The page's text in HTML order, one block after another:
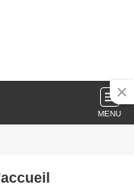
MENU